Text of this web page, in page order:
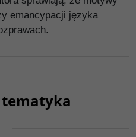
emancypacji języka
tematyka